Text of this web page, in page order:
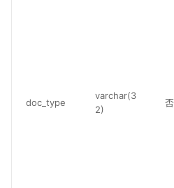
doc_type
varchar(3
2)
否